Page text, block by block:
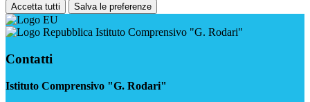
Accetta tutti Salva le preferenze
Istituto Comprensivo "G. Rodari"
Contatti
Istituto Comprensivo "G. Rodari"